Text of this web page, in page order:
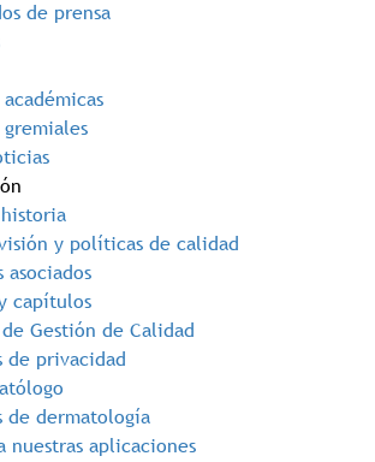
de prensa
y políticas de calidad
asociados
capítulos
Gestión de Calidad
de privacidad
de dermatología
nuestras aplicaciones